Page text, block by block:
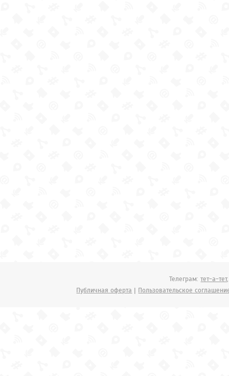
Телеграм:тет-а-тет
Публичная оферта | Пользовательское